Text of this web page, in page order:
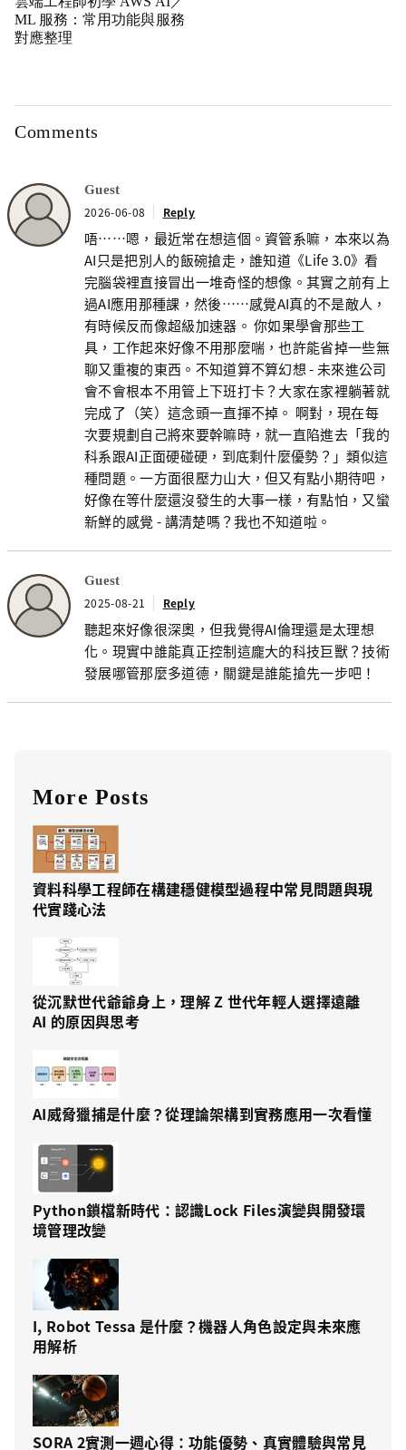
ML 服務：常用功能與服務
對應整理
Comments
Guest
2026-06-08 Reply
唔……嗯，最近常在想這個。資管系嘛，本來以為
AI只是把別人的飯碗搶走，誰知道《Life 3.0》看
完腦袋裡直接冒出一堆奇怪的想像。其實之前有上
過AI應用那種課，然後……感覺AI真的不是敵人，
有時候反而像超級加速器。 你如果學會那些工
具，工作起來好像不用那麼喘，也許能省掉一些無
聊又重複的東西。不知道算不算幻想 - 未來進公司
會不會根本不用管上下班打卡？大家在家裡躺著就
完成了（笑）這念頭一直揮不掉。 啊對，現在每
次要規劃自己將來要幹嘛時，就一直陷進去「我的
科系跟AI正面硬碰硬，到底剩什麼優勢？」類似這
種問題。一方面很壓力山大，但又有點小期待吧，
好像在等什麼還沒發生的大事一樣，有點怕，又蠻
新鮮的感覺 - 講清楚嗎？我也不知道啦。
Guest
2025-08-21 Reply
聽起來好像很深奧，但我覺得AI倫理還是太理想
化。現實中誰能真正控制這龐大的科技巨獸？技術
發展哪管那麼多道德，關鍵是誰能搶先一步吧！
More Posts
資料科學工程師在構建穩健模型過程中常見問題與現
代實踐心法
從沉默世代爺爺身上，理解 Z 世代年輕人選擇遠離
AI 的原因與思考
AI威脅獵捕是什麼？從理論架構到實務應用一次看懂
Python鎖檔新時代：認識Lock Files演變與開發環
境管理改變
I, Robot Tessa 是什麼？機器人角色設定與未來應
用解析
SORA 2實測一週心得：功能優勢、真實體驗與常見